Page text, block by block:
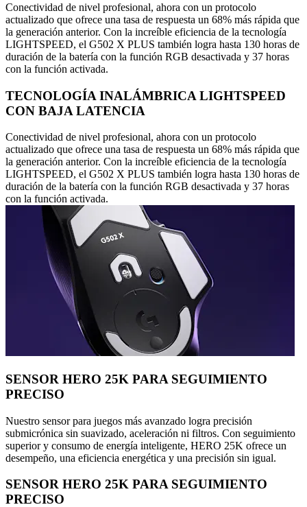
Conectividad de nivel profesional, ahora con un protocolo
actualizado que ofrece una tasa de respuesta un 68% más rápida que
la generación anterior. Con la increíble eficiencia de la tecnología
LIGHTSPEED, el G502 X PLUS también logra hasta 130 horas de
duración de la batería con la función RGB desactivada y 37 horas
con la función activada.
TECNOLOGÍA INALÁMBRICA LIGHTSPEED
CON BAJA LATENCIA
Conectividad de nivel profesional, ahora con un protocolo
actualizado que ofrece una tasa de respuesta un 68% más rápida que
la generación anterior. Con la increíble eficiencia de la tecnología
LIGHTSPEED, el G502 X PLUS también logra hasta 130 horas de
duración de la batería con la función RGB desactivada y 37 horas
con la función activada.
SENSOR HERO 25K PARA SEGUIMIENTO
PRECISO
Nuestro sensor para juegos más avanzado logra precisión
submicrónica sin suavizado, aceleración ni filtros. Con seguimiento
superior y consumo de energía inteligente, HERO 25K ofrece un
desempeño, una eficiencia energética y una precisión sin igual.
SENSOR HERO 25K PARA SEGUIMIENTO
PRECISO